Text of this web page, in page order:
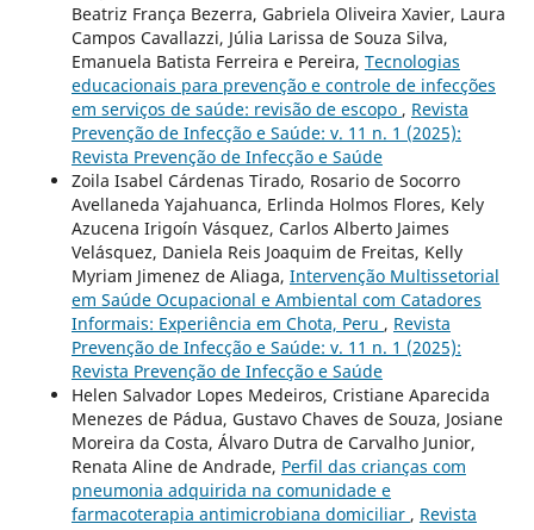
Beatriz França Bezerra, Gabriela Oliveira Xavier, Laura
Campos Cavallazzi, Júlia Larissa de Souza Silva,
Emanuela Batista Ferreira e Pereira, Tecnologias
educacionais para prevenção e controle de infecções
em serviços de saúde: revisão de escopo , Revista
Prevenção de Infecção e Saúde: v. 11 n. 1 (2025):
Revista Prevenção de Infecção e Saúde
Zoila Isabel Cárdenas Tirado, Rosario de Socorro
Avellaneda Yajahuanca, Erlinda Holmos Flores, Kely
Azucena Irigoín Vásquez, Carlos Alberto Jaimes
Velásquez, Daniela Reis Joaquim de Freitas, Kelly
Myriam Jimenez de Aliaga, Intervenção Multissetorial
em Saúde Ocupacional e Ambiental com Catadores
Informais: Experiência em Chota, Peru , Revista
Prevenção de Infecção e Saúde: v. 11 n. 1 (2025):
Revista Prevenção de Infecção e Saúde
Helen Salvador Lopes Medeiros, Cristiane Aparecida
Menezes de Pádua, Gustavo Chaves de Souza, Josiane
Moreira da Costa, Álvaro Dutra de Carvalho Junior,
Renata Aline de Andrade, Perfil das crianças com
pneumonia adquirida na comunidade e
farmacoterapia antimicrobiana domiciliar , Revista